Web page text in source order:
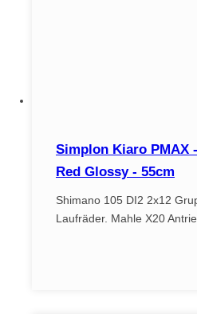
Simplon Kiaro PMAX
Red Glossy - 55cm
Shimano 105 DI2 2x12
Laufräder. Mahle X20